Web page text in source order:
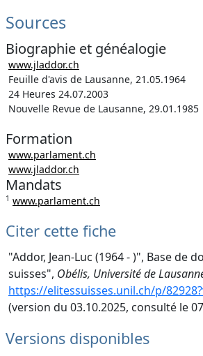
Sources
Biographie et généalogie
www.jladdor.ch
Feuille d'avis de Lausanne, 21.05.1964
24 Heures 24.07.2003
Nouvelle Revue de Lausanne, 29.01.1985
Formation
www.parlament.ch
www.jladdor.ch
Mandats
1 www.parlament.ch
Citer cette fiche
"Addor, Jean-Luc (1964 - )", Base de
suisses", Obélis, Université de
https://elitessuisses.unil.ch/p/
(version du 03.10.2025, consulté le
Versions disponibles